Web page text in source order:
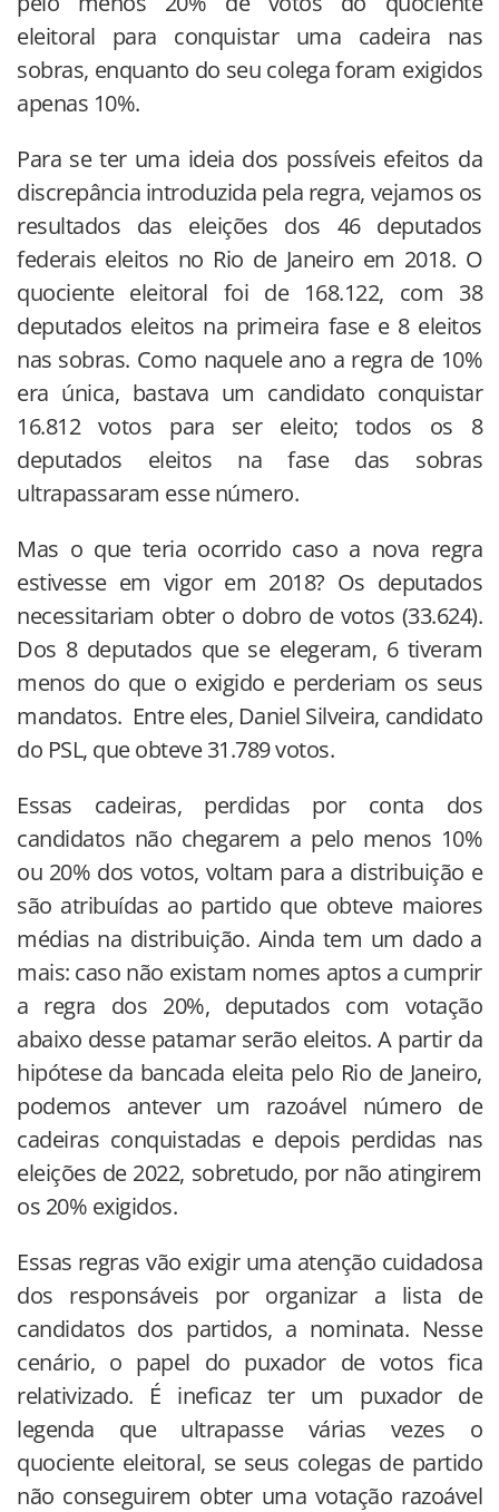
eleitoral para conquistar uma cadeira nas
sobras, enquanto do seu colega foram exigidos
apenas 10%.
Para se ter uma ideia dos possíveis efeitos da
discrepância introduzida pela regra, vejamos os
resultados das eleições dos 46 deputados
federais eleitos no Rio de Janeiro em 2018. O
quociente eleitoral foi de 168.122, com 38
deputados eleitos na primeira fase e 8 eleitos
nas sobras. Como naquele ano a regra de 10%
era única, bastava um candidato conquistar
16.812 votos para ser eleito; todos os 8
deputados eleitos na fase das sobras
ultrapassaram esse número.
Mas o que teria ocorrido caso a nova regra
estivesse em vigor em 2018? Os deputados
necessitariam obter o dobro de votos (33.624).
Dos 8 deputados que se elegeram, 6 tiveram
menos do que o exigido e perderiam os seus
mandatos. Entre eles, Daniel Silveira, candidato
do PSL, que obteve 31.789 votos.
Essas cadeiras, perdidas por conta dos
candidatos não chegarem a pelo menos 10%
ou 20% dos votos, voltam para a distribuição e
são atribuídas ao partido que obteve maiores
médias na distribuição. Ainda tem um dado a
mais: caso não existam nomes aptos a cumprir
a regra dos 20%, deputados com votação
abaixo desse patamar serão eleitos. A partir da
hipótese da bancada eleita pelo Rio de Janeiro,
podemos antever um razoável número de
cadeiras conquistadas e depois perdidas nas
eleições de 2022, sobretudo, por não atingirem
os 20% exigidos.
Essas regras vão exigir uma atenção cuidadosa
dos responsáveis por organizar a lista de
candidatos dos partidos, a nominata. Nesse
cenário, o papel do puxador de votos fica
relativizado. É ineficaz ter um puxador de
legenda que ultrapasse várias vezes o
quociente eleitoral, se seus colegas de partido
não conseguirem obter uma votação razoável